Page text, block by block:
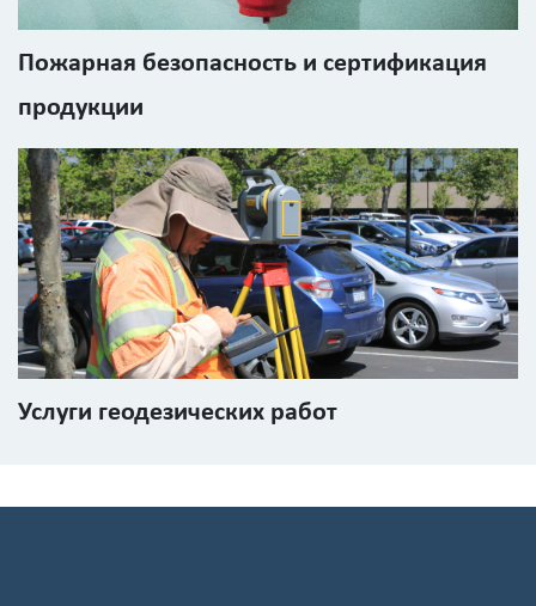
Пожарная безопасность и сертификация
продукции
Услуги геодезических работ